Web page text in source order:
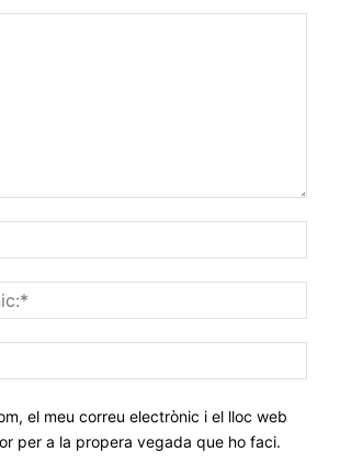
web:
el meu correu electrònic i el lloc web
per a la propera vegada que ho faci.